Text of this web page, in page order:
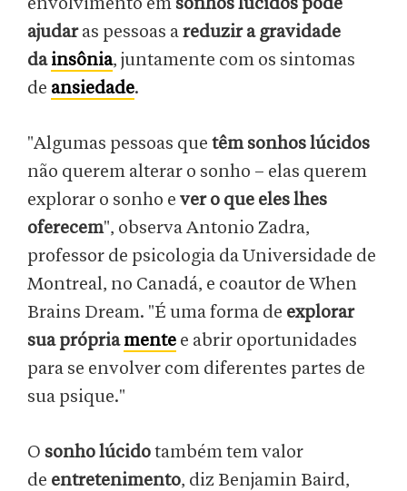
envolvimento em sonhos lúcidos pode
ajudaras pessoas areduzir a gravidade
dainsônia, juntamente com os sintomas
de ansiedade.
"Algumas pessoas que têm sonhos lúcidos
não querem alterar o sonho – elas querem
explorar o sonho e ver o que eles lhes
oferecem", observa Antonio Zadra,
professor de psicologia da Universidade de
Montreal, no Canadá, e coautor de When
Brains Dream. "É uma forma de explorar
sua própriamente e abrir oportunidades
para se envolver com diferentes partes de
sua psique."
O sonho lúcidotambém tem valor
de entretenimento, diz Benjamin Baird,